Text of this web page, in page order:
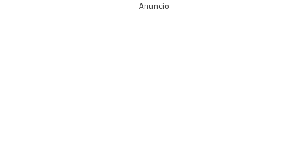
Anuncio